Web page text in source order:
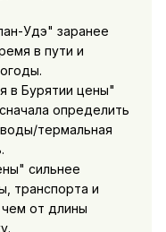
Удэ" заранее
в пути и
в Бурятии цены"
определить
термальная
сильнее
транспорта и
от длины